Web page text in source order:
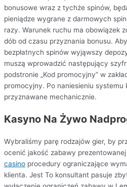
bonusowe wraz z tychże spinów,
pieniądze wygrane z darmowych
razy. Warunek ruchu ma obowiązek
dób od czasu przyznania bonusu.
bezpłatnych spinów wyjąwszy
muszą wprowadzić następujący szyfr
podstronie „Kod promocyjny” w
promocyjny. Po naniesieniu systemu
przyznawane mechanicznie.
Kasyno Na Żywo
Wybraliśmy parę rodzajów gier, by
ocenić jakość zabawy
casino procedury ograniczające
klienta. Jest To konsultant pasuje